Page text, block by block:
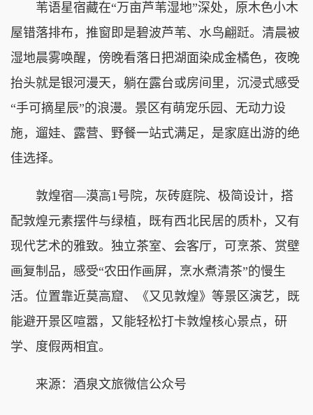
苇语星宿藏在“万亩芦苇湿地”深处，原木色小木
屋错落排布，推窗即是碧波芦苇、水鸟翩跹。清晨被
湿地晨雾唤醒，傍晚看落日把湖面染成金橘色，夜晚
抬头就是银河漫天，躺在露台或房间里，沉浸式感受
“手可摘星辰”的浪漫。景区有萌宠乐园、无动力设
施，遛娃、露营、野餐一站式满足，是家庭出游的绝
佳选择。
敦煌宿—漠高1号院，灰砖庭院、极简设计，搭
配敦煌元素摆件与绿植，既有西北民居的质朴，又有
现代艺术的雅致。独立茶室、会客厅，可烹茶、赏壁
画复制品，感受“农田作画屏，烹水煮清茶”的慢生
活。位置靠近莫高窟、《又见敦煌》等景区演艺，既
能避开景区喧嚣，又能轻松打卡敦煌核心景点，研
学、度假两相宜。
来源：酒泉文旅微信公众号